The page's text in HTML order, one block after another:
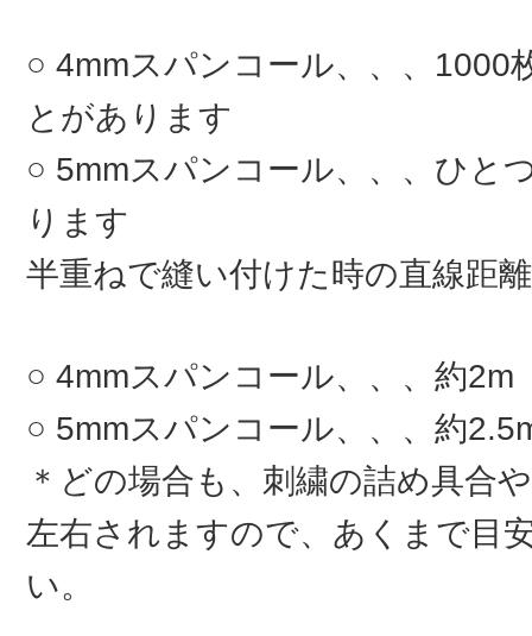
4mmスパンコール、、、1000
とがあります
5mmスパンコール、、、ひと
ります
半重ねで縫い付けた時の直線距離
4mmスパンコール、、、約2m
5mmスパンコール、、、約
＊どの場合も、刺繍の詰め具合
左右されますので、あくまで目
い。